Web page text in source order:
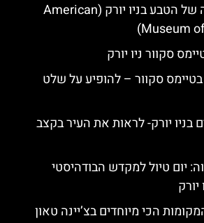
מוזיאון ההיסטוריה של הטבע בניו יורק (American
Museum
סקוור ניו יורק
סקוור – להופיע על שלט
בניו יורק- לראות את העיר בקצב
יום טיול למקדש הבודהיסטי
הכי מיוחדים בצ’יינה טאון